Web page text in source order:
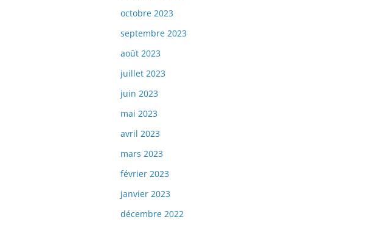
octobre 2023
septembre 2023
août 2023
juillet 2023
juin 2023
mai 2023
avril 2023
mars 2023
février 2023
janvier 2023
décembre 2022